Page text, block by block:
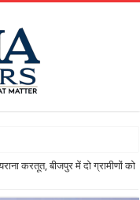
कोर्ट से निर्
करतूत, बीजपुर में दो ग्रामीणों को